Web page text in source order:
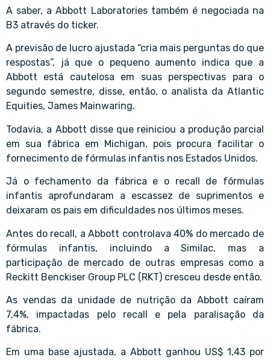
A saber, a Abbott Laboratories também é negociada na
B3 através do ticker.
A previsão de lucro ajustada “cria mais perguntas do que
respostas”, já que o pequeno aumento indica que a
Abbott está cautelosa em suas perspectivas para o
segundo semestre, disse, então, o analista da Atlantic
Equities, James Mainwaring.
Todavia, a Abbott disse que reiniciou a produção parcial
em sua fábrica em Michigan, pois procura facilitar o
fornecimento de fórmulas infantis nos Estados Unidos.
Já o fechamento da fábrica e o recall de fórmulas
infantis aprofundaram a escassez de suprimentos e
deixaram os pais em dificuldades nos últimos meses.
Antes do recall, a Abbott controlava 40% do mercado de
fórmulas infantis, incluindo a Similac, mas a
participação de mercado de outras empresas como a
Reckitt Benckiser Group PLC (RKT) cresceu desde então.
As vendas da unidade de nutrição da Abbott caíram
7,4%, impactadas pelo recall e pela paralisação da
fábrica.
Em uma base ajustada, a Abbott ganhou US$ 1,43 por